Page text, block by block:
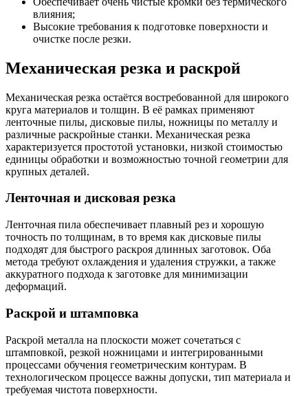
влияния;
Высокие требования к подготовке поверхности и
очистке после резки.
Механическая резка и раскрой
Механическая резка остаётся востребованной для широкого
круга материалов и толщин. В её рамках применяют
ленточные пилы, дисковые пилы, ножницы по металлу и
различные раскройные станки. Механическая резка
характеризуется простотой установки, низкой стоимостью
единицы обработки и возможностью точной геометрии для
крупных деталей.
Ленточная и дисковая резка
Ленточная пила обеспечивает плавный рез и хорошую
точность по толщинам, в то время как дисковые пилы
подходят для быстрого раскроя длинных заготовок. Оба
метода требуют охлаждения и удаления стружки, а также
аккуратного подхода к заготовке для минимизации
деформаций.
Раскрой и штамповка
Раскрой металла на плоскости может сочетаться с
штамповкой, резкой ножницами и интегрированными
процессами обучения геометрическим контурам. В
технологическом процессе важны допуски, тип материала и
требуемая чистота поверхности.